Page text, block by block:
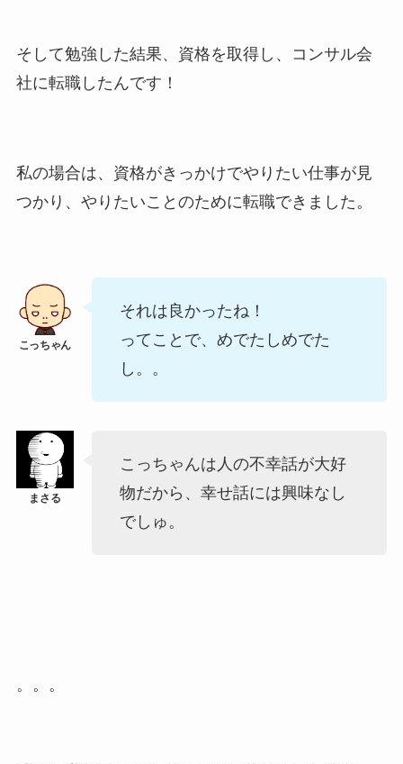
そして勉強した結果、資格を取得し、コンサル会
社に転職したんです！
私の場合は、資格がきっかけでやりたい仕事が見
つかり、やりたいことのために転職できました。
それは良かったね！
ってことで、めでたしめでた
し。。
こっちゃんは人の不幸話が大好
物だから、幸せ話には興味なし
でしゅ。
。。。